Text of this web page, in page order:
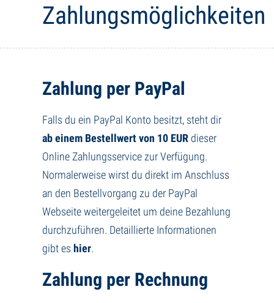
Zahlungsmöglichkeiten
Zahlung per PayPal
Falls du ein PayPal Konto besitzt, steht dir
ab einem Bestellwert von 10 EUR dieser
Online Zahlungsservice zur Verfügung.
Normalerweise wirst du direkt im Anschluss
an den Bestellvorgang zu der PayPal
Webseite weitergeleitet um deine Bezahlung
durchzuführen. Detaillierte Informationen
gibt es hier.
Zahlung per Rechnung